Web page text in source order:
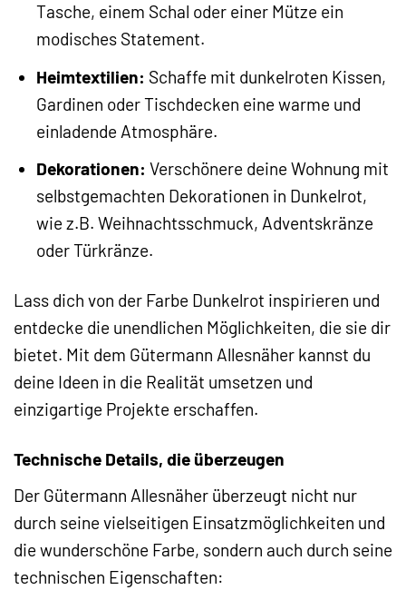
Tasche, einem Schal oder einer Mütze ein
modisches Statement.
Heimtextilien: Schaffe mit dunkelroten Kissen,
Gardinen oder Tischdecken eine warme und
einladende Atmosphäre.
Dekorationen: Verschönere deine Wohnung mit
selbstgemachten Dekorationen in Dunkelrot,
wie z.B. Weihnachtsschmuck, Adventskränze
oder Türkränze.
Lass dich von der Farbe Dunkelrot inspirieren und
entdecke die unendlichen Möglichkeiten, die sie dir
bietet. Mit dem Gütermann Allesnäher kannst du
deine Ideen in die Realität umsetzen und
einzigartige Projekte erschaffen.
Technische Details, die überzeugen
Der Gütermann Allesnäher überzeugt nicht nur
durch seine vielseitigen Einsatzmöglichkeiten und
die wunderschöne Farbe, sondern auch durch seine
technischen Eigenschaften: